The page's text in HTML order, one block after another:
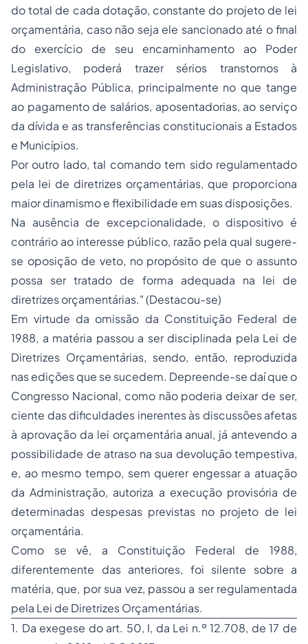
do total de cada dotação, constante do projeto de lei
orçamentária, caso não seja ele sancionado até o final
do exercício de seu encaminhamento ao Poder
Legislativo, poderá trazer sérios transtornos à
Administração Pública, principalmente no que tange
ao pagamento de salários, aposentadorias, ao serviço
da dívida e as transferências constitucionais a Estados
e Municípios.
Por outro lado, tal comando tem sido regulamentado
pela lei de diretrizes orçamentárias, que proporciona
maior dinamismo e flexibilidade em suas disposições.
Na ausência de excepcionalidade, o dispositivo é
contrário ao interesse público, razão pela qual sugere-
se oposição de veto, no propósito de que o assunto
possa ser tratado de forma adequada na lei de
diretrizes orçamentárias." (Destacou-se)
Em virtude da omissão da Constituição Federal de
1988, a matéria passou a ser disciplinada pela Lei de
Diretrizes Orçamentárias, sendo, então, reproduzida
nas edições que se sucedem. Depreende-se daí que o
Congresso Nacional, como não poderia deixar de ser,
ciente das dificuldades inerentes às discussões afetas
à aprovação da lei orçamentária anual, já antevendo a
possibilidade de atraso na sua devolução tempestiva,
e, ao mesmo tempo, sem querer engessar a atuação
da Administração, autoriza a execução provisória de
determinadas despesas previstas no projeto de lei
orçamentária.
Como se vê, a Constituição Federal de 1988,
diferentemente das anteriores, foi silente sobre a
matéria, que, por sua vez, passou a ser regulamentada
pela Lei de Diretrizes Orçamentárias.
1. Da exegese do art. 50, I, da Lei n.º 12.708, de 17 de